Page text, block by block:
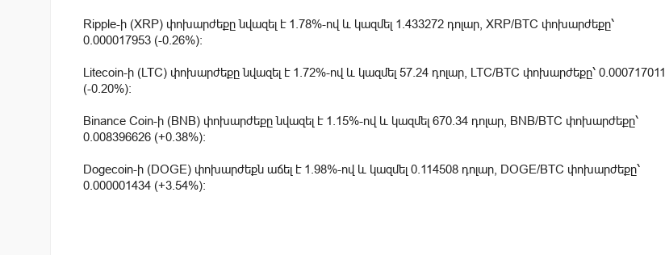
Ripple-ի (XRP) փոխարժեքը նվազել է 1.78%-ով և կազմել 1.433272 դոլար, XRP/BTC փոխարժեքը՝
0.000017953 (-0.26%):
Litecoin-ի (LTC) փոխարժեքը նվազել է 1.72%-ով և կազմել 57.24 դոլար, LTC/BTC փոխարժեքը՝ 0.000717011
(-0.20%):
Binance Coin-ի (BNB) փոխարժեքը նվազել է 1.15%-ով և կազմել 670.34 դոլար, BNB/BTC փոխարժեքը՝
0.008396626 (+0.38%):
Dogecoin-ի (DOGE) փոխարժեքն աճել է 1.98%-ով և կազմել 0.114508 դոլար, DOGE/BTC փոխարժեքը՝
0.000001434 (+3.54%):